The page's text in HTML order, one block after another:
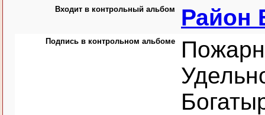
Входит в контрольный альбом Район
Подпись в контрольном альбоме